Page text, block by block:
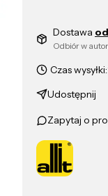
Dostawa
Odbiór w
Czas wysyłki:
Udostępnij
Zapytaj o